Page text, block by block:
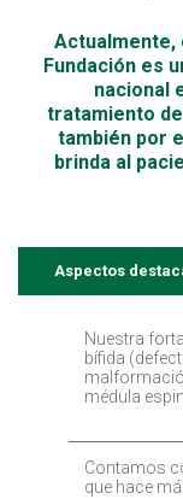
Actualmente,
Fundación es
nacional
tratamiento
también por
brinda al
Aspectos
Nuestra
bífida
médula
Contamos
que hace